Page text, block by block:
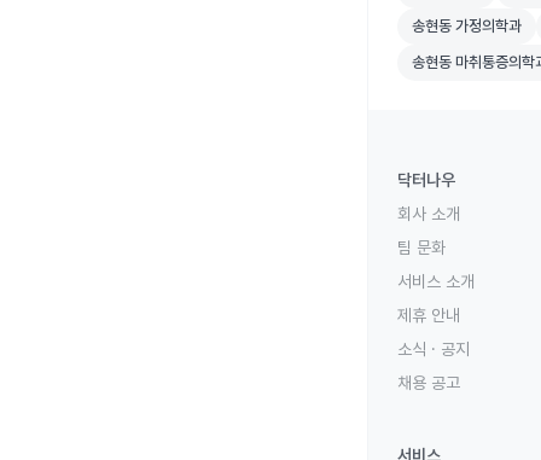
송현동 가정의학
송현동 가정의학과
송현동 마취통증
송현동 마취통증의학
닥터나우
회사 소개
팀 문화
서비스 소개
제휴 안내
소식 · 공지
채용 공고
서비스